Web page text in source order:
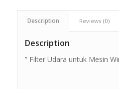
Description Reviews (0)
Description
” Filter Udara untuk Mesin